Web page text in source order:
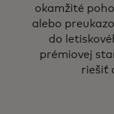
okamžité
alebo
do
prémiovej
riešiť